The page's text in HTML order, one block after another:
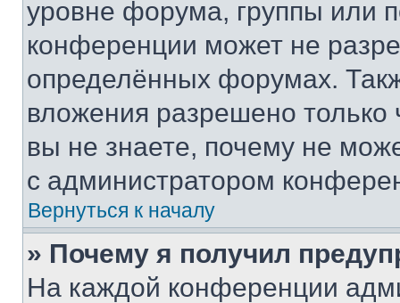
уровне форума, группы или
конференции может не
определённых форумах.
вложения разрешено
вы не знаете, почему не
с администратором
Вернуться к началу
» Почему я получил
На каждой конференции